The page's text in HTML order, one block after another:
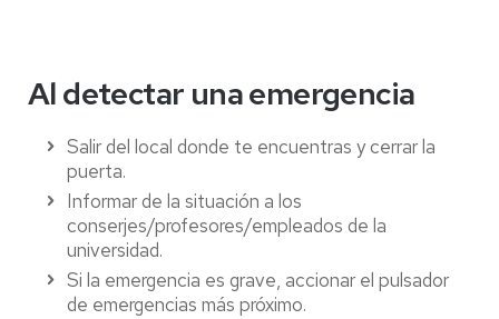
Al detectar una emergencia
Salir del local donde te encuentras y cerrar la
puerta.
Informar de la situación a los
conserjes/profesores/empleados de la
universidad.
Si la emergencia es grave, accionar el pulsador
de emergencias más próximo.